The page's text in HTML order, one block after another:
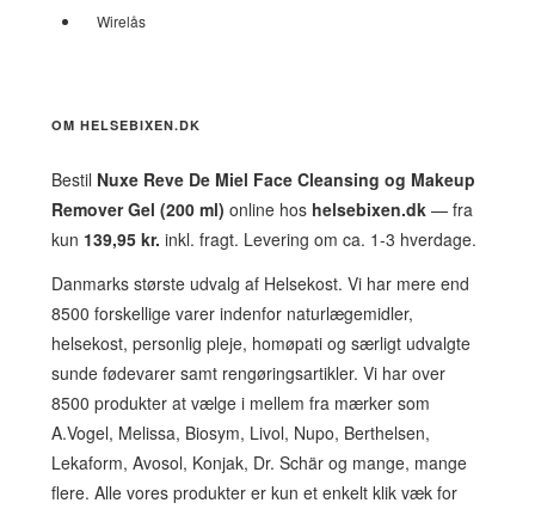
Wirelås
OM HELSEBIXEN.DK
Bestil Nuxe Reve De Miel Face Cleansing og Makeup
Remover Gel (200 ml) online hos helsebixen.dk — fra
kun 139,95 kr. inkl. fragt. Levering om ca. 1-3 hverdage.
Danmarks største udvalg af Helsekost. Vi har mere end
8500 forskellige varer indenfor naturlægemidler,
helsekost, personlig pleje, homøpati og særligt udvalgte
sunde fødevarer samt rengøringsartikler. Vi har over
8500 produkter at vælge i mellem fra mærker som
A.Vogel, Melissa, Biosym, Livol, Nupo, Berthelsen,
Lekaform, Avosol, Konjak, Dr. Schär og mange, mange
flere. Alle vores produkter er kun et enkelt klik væk for